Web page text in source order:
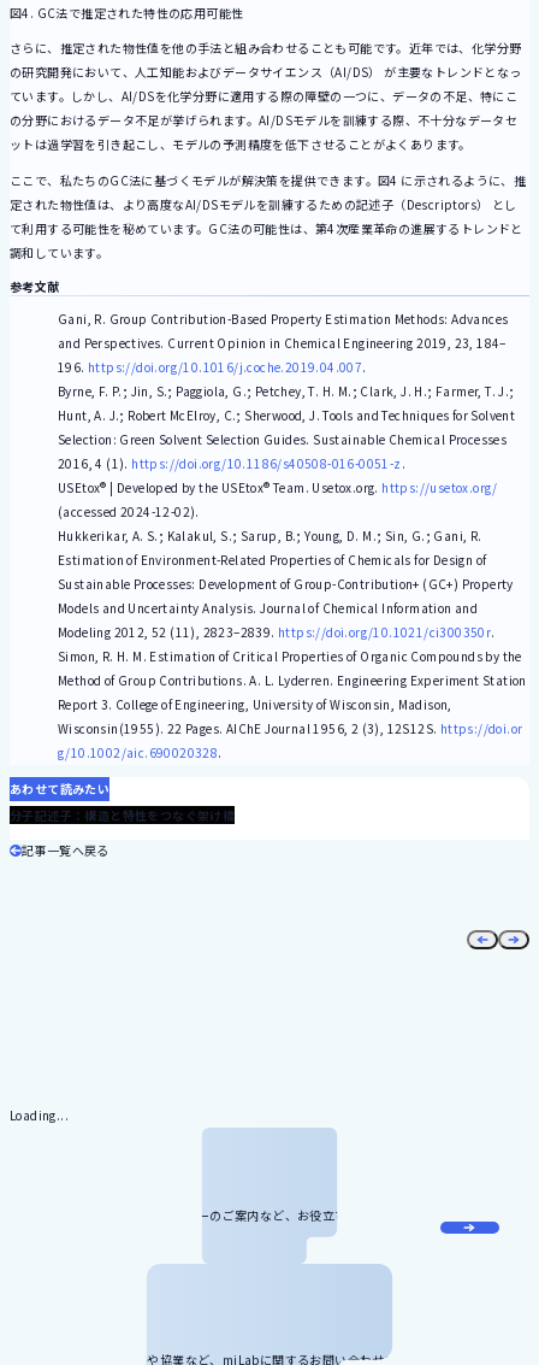
図4. GC法で推定された特性の応用可能性
さらに、推定された物性値を他の手法と組み合わせることも可能です。近年では、化学分野
の研究開発において、人工知能およびデータサイエンス（AI/DS） が主要なトレンドとなっ
ています。しかし、AI/DSを化学分野に適用する際の障壁の一つに、データの不足、特にこ
の分野におけるデータ不足が挙げられます。AI/DSモデルを訓練する際、不十分なデータセ
ットは過学習を引き起こし、モデルの予測精度を低下させることがよくあります。
ここで、私たちのGC法に基づくモデルが解決策を提供できます。図4 に示されるように、推
定された物性値は、より高度なAI/DSモデルを訓練するための記述子（Descriptors） とし
て利用する可能性を秘めています。GC法の可能性は、第4次産業革命の進展するトレンドと
調和しています。
参考文献
Gani, R. Group Contribution-Based Property Estimation Methods: Advances
and Perspectives. Current Opinion in Chemical Engineering 2019, 23, 184–
196. https://doi.org/10.1016/j.coche.2019.04.007.
Byrne, F. P.; Jin, S.; Paggiola, G.; Petchey, T. H. M.; Clark, J. H.; Farmer, T. J.;
Hunt, A. J.; Robert McElroy, C.; Sherwood, J. Tools and Techniques for Solvent
Selection: Green Solvent Selection Guides. Sustainable Chemical Processes
2016, 4 (1). https://doi.org/10.1186/s40508-016-0051-z .
USEtox® | Developed by the USEtox® Team. Usetox.org. https://usetox.org/
(accessed 2024-12-02).
Hukkerikar, A. S.; Kalakul, S.; Sarup, B.; Young, D. M.; Sin, G.; Gani, R.
Estimation of Environment-Related Properties of Chemicals for Design of
Sustainable Processes: Development of Group-Contribution+ (GC+) Property
Models and Uncertainty Analysis. Journal of Chemical Information and
Modeling 2012, 52 (11), 2823–2839. https://doi.org/10.1021/ci300350r.
Simon, R. H. M. Estimation of Critical Properties of Organic Compounds by the
Method of Group Contributions. A. L. Lyderren. Engineering Experiment Station
Report 3. College of Engineering, University of Wisconsin, Madison,
Wisconsin(1955). 22 Pages. AIChE Journal 1956, 2 (3), 12S12S. https://doi.or
g/10.1002/aic.690020328.
あわせて読みたい
2024.11.28
分子記述子：構造と特性をつなぐ架け橋
記事一覧へ戻る
Loading...
miLabに関する最新情報やセミナーのご案内など、お役立ち情報をお届け
記事のリクエスト、寄稿や協業など、miLabに関するお問い合わせをお受